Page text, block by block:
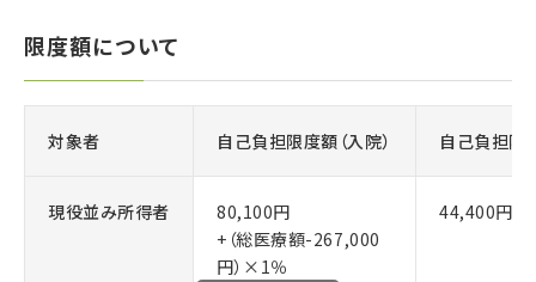
限度額について
対象者 自己負担限度額（入院） 自己負担限
現役並み所得者
80,100円
+（総医療額-267,000
円）×1％
44,400円